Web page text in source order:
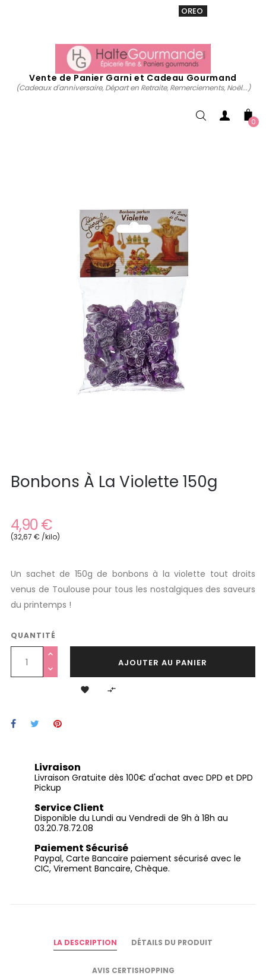
OREO
Vente de Panier Garni et Cadeau Gourmand
(Cadeaux d'anniversaire, Départ en Retraite, Remerciements, Noël...)
0
Bonbons À La Violette 150g
4,90 €
(32,67 € /kilo)
Un sachet de 150g de bonbons à la violette tout droits
venus de Toulouse pour tous les nostalgiques des saveurs
du printemps !
QUANTITÉ
AJOUTER AU PANIER
 
Livraison
Livraison Gratuite dès 100€ d'achat avec DPD et DPD
Pickup
Service Client
Disponible du Lundi au Vendredi de 9h à 18h au
03.20.78.72.08
Paiement Sécurisé
Paypal, Carte Bancaire paiement sécurisé avec le
CIC, Virement Bancaire, Chèque.
LA DESCRIPTION DÉTAILS DU PRODUIT
AVIS CERTISHOPPING